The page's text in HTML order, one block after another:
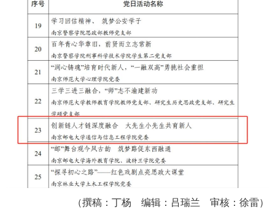
（撰稿：丁杨 编辑：吕瑞兰 审核：徐雷）